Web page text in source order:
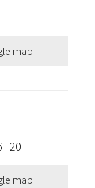
map
20
map